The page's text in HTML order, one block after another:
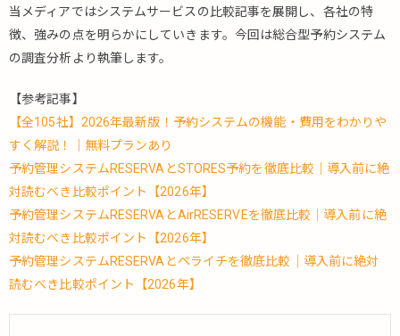
当メディアではシステムサービスの比較記事を展開し、各社の特
徴、強みの点を明らかにしていきます。今回は総合型予約システム
の調査分析より執筆します。
【参考記事】
【全105社】2026年最新版！予約システムの機能・費用をわかりや
すく解説！｜無料プランあり
予約管理システムRESERVAとSTORES予約を徹底比較｜導入前に絶
対読むべき比較ポイント【2026年】
予約管理システムRESERVAとAirRESERVEを徹底比較｜導入前に絶
対読むべき比較ポイント【2026年】
予約管理システムRESERVAとペライチを徹底比較｜導入前に絶対
読むべき比較ポイント【2026年】